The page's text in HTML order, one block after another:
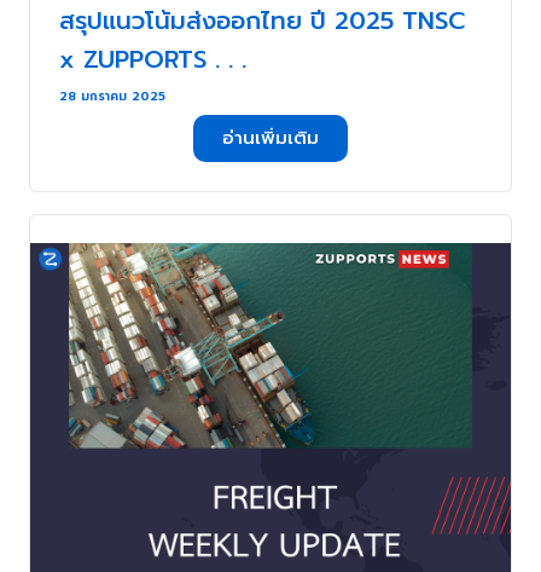
สรุปแนวโน้มส่งออกไทย ปี 2025 TNSC
x ZUPPORTS . . .
28 มกราคม 2025
อ่านเพิ่มเติม